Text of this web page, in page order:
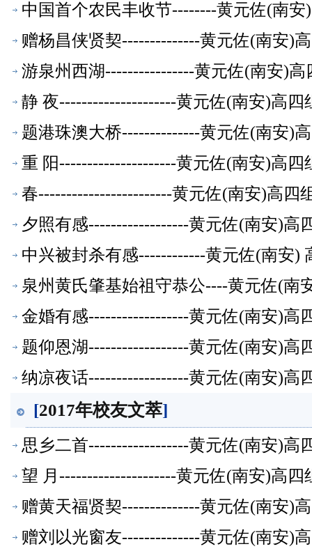
中国首个农民丰收节--------黄元佐(南
赠杨昌侠贤契--------------黄元佐(南安)
游泉州西湖----------------黄元佐(南安)
静 夜---------------------黄元佐(南安)高
题港珠澳大桥--------------黄元佐(南安)
重 阳---------------------黄元佐(南安)高
春------------------------黄元佐(南安)高四
夕照有感------------------黄元佐(南安)高
中兴被封杀有感------------黄元佐(南安)
泉州黄氏肇基始祖守恭公----黄元佐(南
金婚有感------------------黄元佐(南安)高
题仰恩湖------------------黄元佐(南安)高
纳凉夜话------------------黄元佐(南安)高
[2017年校友文萃]
思乡二首------------------黄元佐(南安)高
望 月---------------------黄元佐(南安)高
赠黄天福贤契--------------黄元佐(南安)
赠刘以光窗友--------------黄元佐(南安)